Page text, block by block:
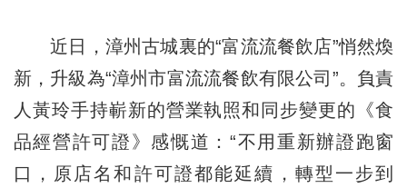
近日，漳州古城裏的“富流流餐飲店”悄然煥
新，升級為“漳州市富流流餐飲有限公司”。負責
人黃玲手持嶄新的營業執照和同步變更的《食
品經營許可證》感慨道：“不用重新辦證跑窗
口，原店名和許可證都能延續，轉型一步到